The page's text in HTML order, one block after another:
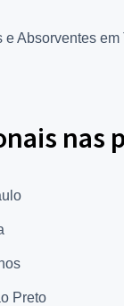
e Absorventes em
nas
Preto